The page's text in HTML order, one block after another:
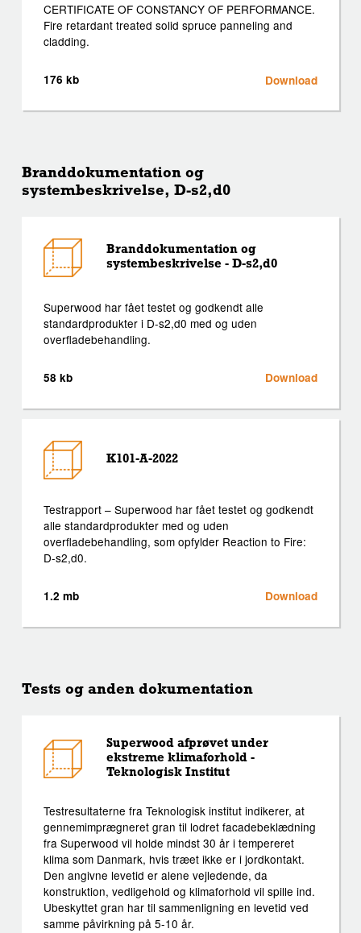
CERTIFICATE OF CONSTANCY OF PERFORMANCE.
Fire retardant treated solid spruce panneling and
cladding.
176 kb Download
Branddokumentation og
systembeskrivelse, D-s2,d0
Branddokumentation og
systembeskrivelse - D-s2,d0
Superwood har fået testet og godkendt alle
standardprodukter i D-s2,d0 med og uden
overfladebehandling.
58 kb Download
K101-A-2022
Testrapport – Superwood har fået testet og godkendt
alle standardprodukter med og uden
overfladebehandling, som opfylder Reaction to Fire:
D-s2,d0.
1.2 mb Download
Tests og anden dokumentation
Superwood afprøvet under
ekstreme klimaforhold -
Teknologisk Institut
Testresultaterne fra Teknologisk institut indikerer, at
gennemimprægneret gran til lodret facadebeklædning
fra Superwood vil holde mindst 30 år i tempereret
klima som Danmark, hvis træet ikke er i jordkontakt.
Den angivne levetid er alene vejledende, da
konstruktion, vedligehold og klimaforhold vil spille ind.
Ubeskyttet gran har til sammenligning en levetid ved
samme påvirkning på 5-10 år.